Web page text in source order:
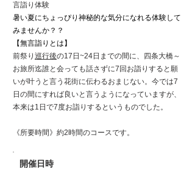
言詣り体験
暑い夏にちょっぴり神秘的な気分になれる体験して
みませんか？？
【無言詣りとは】
前祭り 巡行後の17日~24日までの間に、四条大橋～
お旅所迄誰と会っても話さずに7回お詣りすると願
いが叶うと言う花街に伝わるおまじない。今では7
日の間にすれば良いと言うようになっていますが、
本来は1日で7度お詣りするというものでした。​
《所要時間》約2時間のコースです。
​開催日時